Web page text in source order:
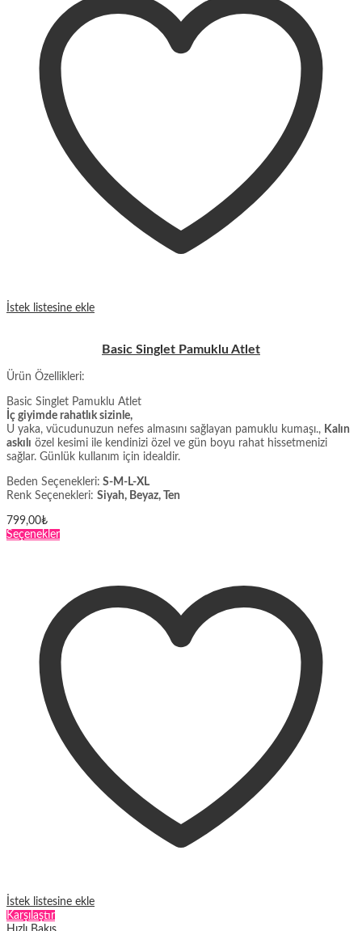
İstek listesine ekle
Basic Singlet Pamuklu Atlet
Ürün Özellikleri:
Basic Singlet Pamuklu Atlet
İç giyimde rahatlık sizinle,
U yaka, vücudunuzun nefes almasını sağlayan pamuklu kumaşı., Kalın
askılı özel kesimi ile kendinizi özel ve gün boyu rahat hissetmenizi
sağlar. Günlük kullanım için idealdir.
Beden Seçenekleri: S-M-L-XL
Renk Seçenekleri: Siyah, Beyaz, Ten
799,00₺
SeçeneklerBu
varyasyonu
var.
Seçenekler
ürün
sayfasından
seçilebilir
İstek listesine ekle
Karşılaştır